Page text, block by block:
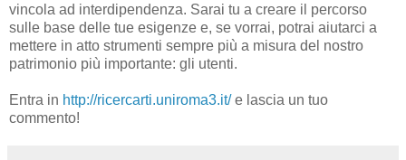
vincola ad interdipendenza. Sarai tu a creare il percorso
sulle base delle tue esigenze e, se vorrai, potrai aiutarci a
mettere in atto strumenti sempre più a misura del nostro
patrimonio più importante: gli utenti.
Entra in http://ricercarti.uniroma3.it/e lascia un tuo
commento!